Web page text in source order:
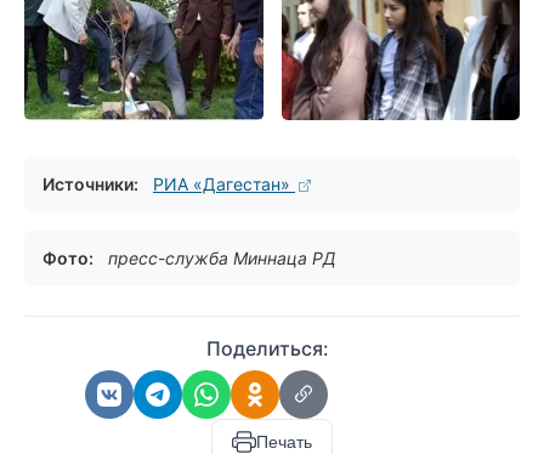
Источники: РИА «Дагестан»
Фото: пресс-служба Миннаца РД
Поделиться:
Печать